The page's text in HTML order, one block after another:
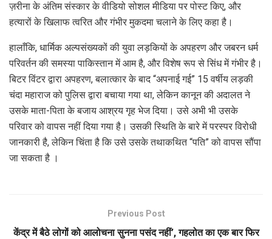
ज़रीना के अंतिम संस्कार के वीडियो सोशल मीडिया पर पोस्ट किए, और
हत्यारों के खिलाफ त्वरित और गंभीर मुकदमा चलाने के लिए कहा है।
हालाँकि, धार्मिक अल्पसंख्यकों की युवा लड़कियों के अपहरण और जबरन धर्म
परिवर्तन की समस्या पाकिस्तान में आम है, और विशेष रूप से सिंध में गंभीर है।
बिटर विंटर द्वारा अपहरण, बलात्कार के बाद “अपनाई गई” 15 वर्षीय लड़की
चंदा महाराज को पुलिस द्वारा बचाया गया था, लेकिन कानून की अदालत ने
उसके माता-पिता के बजाय आश्रय गृह भेज दिया। उसे अभी भी उसके
परिवार को वापस नहीं दिया गया है। उसकी स्थिति के बारे में परस्पर विरोधी
जानकारी है, लेकिन चिंता है कि उसे उसके तथाकथित “पति” को वापस सौंपा
जा सकता है ।
Previous Post
केंद्र में बैठे लोगों को आलोचना सुनना पसंद नहीं’, गहलोत का एक बार फिर